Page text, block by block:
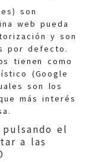
son
web pueda
y son
por defecto.
tienen como
(Google
son los
más interés
el
a las